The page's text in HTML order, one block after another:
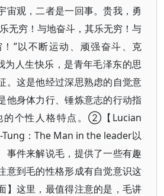
宙观，二者是一回事。贵我，勇
无穷！与地奋斗，其乐无穷！与
”以不断运动、顽强奋斗、克
为人生快乐，是青年毛泽东的思
。这是他经过深思熟虑的自觉意
他身体力行、锤炼意志的行动指
的个性人格特点。②【Lucian
Tung：The Man in the leader以
事件来解说毛，提供了一些有趣
意到毛的性格形成有自觉意识这
】这里，最值得注意的是，毛讲